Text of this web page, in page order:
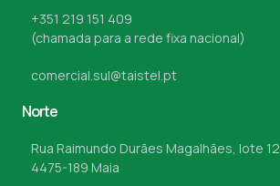
+351 219 151 409
(chamada para a rede fixa nacional)
comercial.sul@taistel.pt
Norte
Rua Raimundo Durães Magalhães, lote 12
4475-189 Maia